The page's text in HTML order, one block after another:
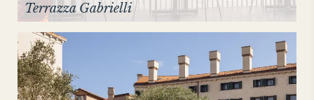
Terrazza Gabrielli